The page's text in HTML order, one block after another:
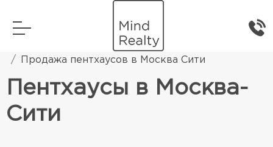
Элитная жилая недвижимость
Продажа пентхаусов в Москва Сити
Пентхаусы в Москва-
Сити